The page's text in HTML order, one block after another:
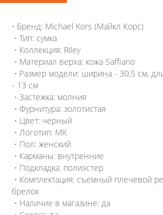
• Бренд: Michael Kors (Майкл Корс)
• Тип: сумка
• Коллекция: Riley
• Материал верха: кожа Saffianо
• Размер модели: ширина - 30,5 см,
- 13 см
• Застежка: молния
• Фурнитура: золотистая
• Цвет: черный
• Логотип: MK
• Пол: женский
• Карманы: внутренние
• Подкладка: полиэстер
• Комплектация: съемный плечевой
брелок
• Наличие в магазине: да